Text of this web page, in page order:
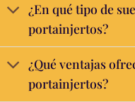
¿En qué tipo de
portainjertos?
¿Qué ventajas
portainjertos?